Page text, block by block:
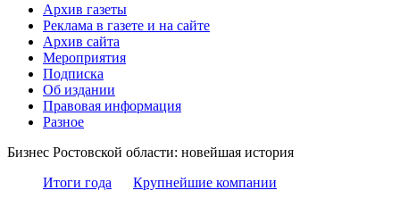
Архив газеты
Реклама в газете и на сайте
Архив сайта
Мероприятия
Подписка
Об издании
Правовая информация
Разное
Бизнес Ростовской области: новейшая история
Итоги года
Крупнейшие компании